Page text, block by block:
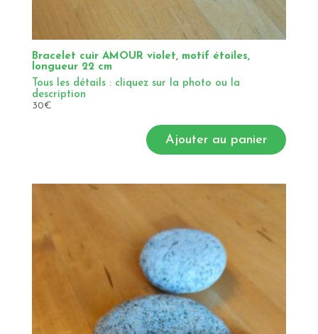
Bracelet cuir AMOUR violet, motif étoiles,
longueur 22 cm
Tous les détails : cliquez sur la photo ou la
description
30€
Ajouter au panier